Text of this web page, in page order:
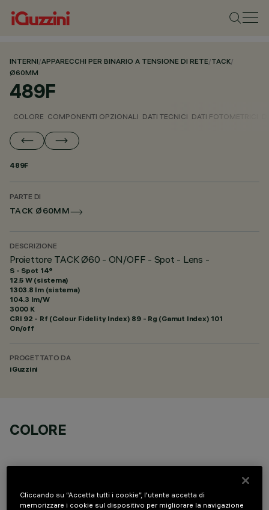
INTERNI/APPARECCHI PER BINARIO A TENSIONE DI RETE/TACK/
Ø60MM
489F
COLORE COMPONENTI OPZIONALI DATI TECNICI DATI FOTOMETRICI
489F
PARTE DI
TACK Ø60MM
DESCRIZIONE
Proiettore TACK Ø60 - ON/OFF - Spot - Lens -
S - Spot 14°
12.5 W (sistema)
1303.8 lm (sistema)
104.3 lm/W
3000 K
CRI 92 - Rf (Colour Fidelity Index) 89 - Rg (Gamut Index) 101
On/off
PROGETTATO DA
iGuzzini
COLORE
Cliccando su “Accetta tutti i cookie”, l'utente accetta di
memorizzare i cookie sul dispositivo per migliorare la navigazione